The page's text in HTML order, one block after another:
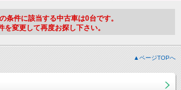
条件に該当する中古車は0台です。
を変更して再度お探し下さい。
▲ページTOPへ